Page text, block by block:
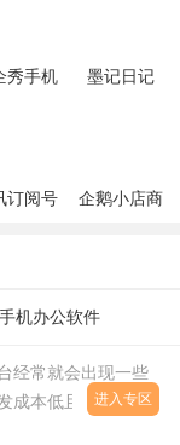
秀手机
墨记日记
订阅号
企鹅小店商
手机办公软件
经常就会出现一些
成本低且制作周期
进入专区